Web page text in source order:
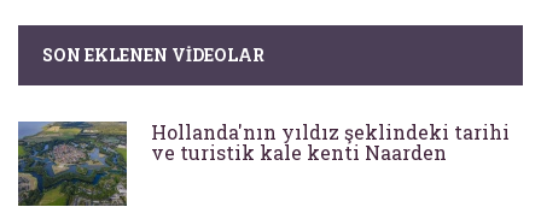
SON EKLENEN VIDEOLAR
Hollanda'nın yıldız şeklindeki tarihi
ve turistik kale kenti Naarden